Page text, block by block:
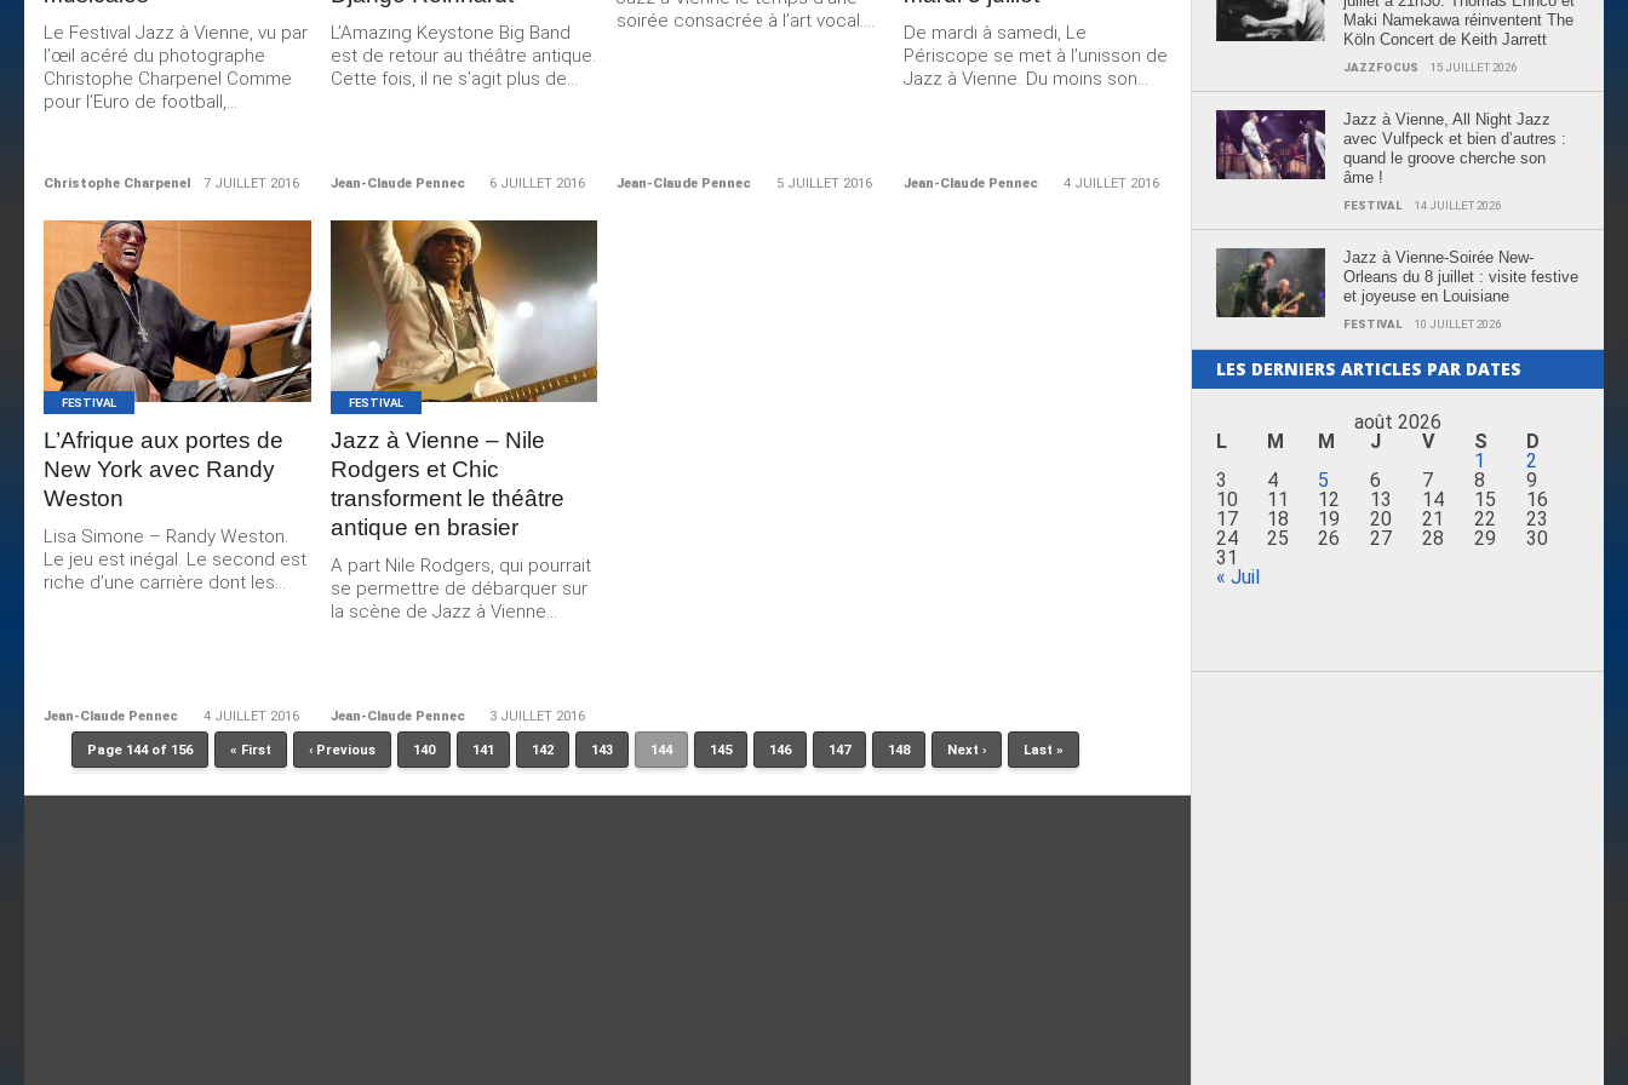
Le Festival Jazz à Vienne, vu par
l’œil acéré du photographe
Christophe Charpenel Comme
pour l’Euro de football,...
Christophe Charpenel 7 JUILLET 2016
L’Amazing Keystone Big Band
est de retour au théâtre antique.
Cette fois, il ne s’agit plus de...
Jean-Claude Pennec 6 JUILLET 2016
soirée consacrée à l’art vocal....
Jean-Claude Pennec 5 JUILLET 2016
De mardi à samedi, Le
Périscope se met à l’unisson de
Jazz à Vienne. Du moins son...
Jean-Claude Pennec 4 JUILLET 2016
LIRE LA
SUITE
FESTIVAL
L’Afrique aux portes de
New York avec Randy
Weston
Lisa Simone – Randy Weston.
Le jeu est inégal. Le second est
riche d’une carrière dont les...
Jean-Claude Pennec 4 JUILLET 2016
LIRE LA
SUITE
FESTIVAL
Jazz à Vienne – Nile
Rodgers et Chic
transforment le théâtre
antique en brasier
A part Nile Rodgers, qui pourrait
se permettre de débarquer sur
la scène de Jazz à Vienne...
Jean-Claude Pennec 3 JUILLET 2016
Page 144 of 156 « First ‹ Previous 140 141 142 143 144 145 146 147 148 Next › Last »
Maki Namekawa réinventent The
Köln Concert de Keith Jarrett
JAZZFOCUS 15 JUILLET 2026
Jazz à Vienne, All Night Jazz
avec Vulfpeck et bien d’autres :
quand le groove cherche son
âme !
FESTIVAL 14 JUILLET 2026
Jazz à Vienne-Soirée New-
Orleans du 8 juillet : visite festive
et joyeuse en Louisiane
FESTIVAL 10 JUILLET 2026
LES DERNIERS ARTICLES PAR DATES
août 2026
L
M M J V S
D
1
2
3
4 5 6 7 8
9
10
11 12 13 14 15
16
17
18 19 20 21 22
23
24
25 26 27 28 29
30
31
« Juil